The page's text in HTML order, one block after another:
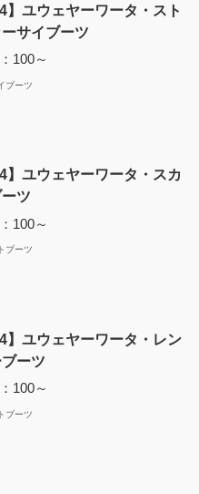
】ユウェヤーワータ・スト
サイブーツ
100～
ブーツ
】ユウェヤーワータ・スカ
ツ
100～
ブーツ
】ユウェヤーワータ・レン
ーツ
100～
ブーツ